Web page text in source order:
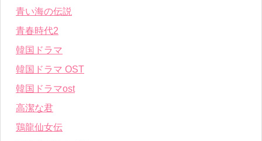
青い海の伝説
青春時代2
韓国ドラマ
韓国ドラマ OST
韓国ドラマost
高潔な君
鶏龍仙女伝